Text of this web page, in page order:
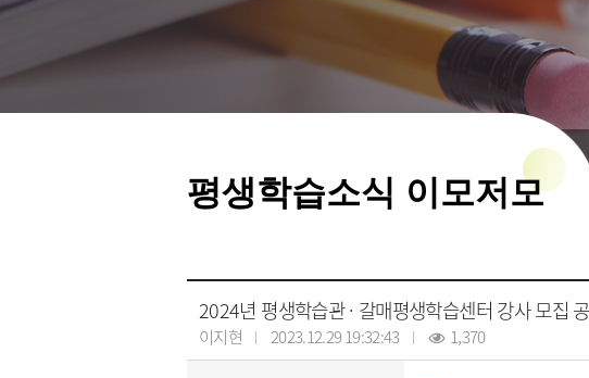
연혁
오시는길
성과공유
직원안내
등록현황/검색
우리동네학습공간
등록
축제소개
평생학습소식 이모저모
2024년 평생학습관 · 갈매평생학습센터 강사 모집
이지현 2023.12.29 19:32:43 1,370